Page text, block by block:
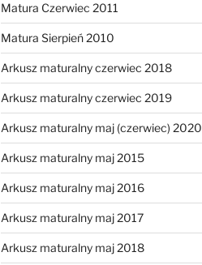
Matura Czerwiec 2011
Matura Sierpień 2010
Arkusz maturalny czerwiec 2018
Arkusz maturalny czerwiec 2019
Arkusz maturalny maj (czerwiec) 2020
Arkusz maturalny maj 2015
Arkusz maturalny maj 2016
Arkusz maturalny maj 2017
Arkusz maturalny maj 2018